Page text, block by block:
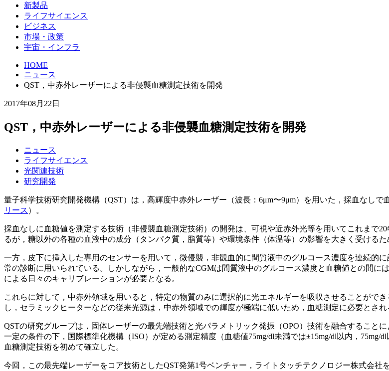
新製品
ライフサイエンス
ビジネス
市場・政策
宇宙・インフラ
HOME
ニュース
QST，中赤外レーザーによる非侵襲血糖測定技術を開発
2017年08月22日
QST，中赤外レーザーによる非侵襲血糖測定技術を開発
ニュース
ライフサイエンス
光関連技術
研究開発
量子科学技術研究開発機構（QST）は，高輝度中赤外レーザー（波長：6μm〜9μm）を用いた，採血なし
リース ）。
採血なしに血糖値を測定する技術（非侵襲血糖測定技術）の開発は、可視や近赤外光等を用いてこれまで
るが，糖以外の各種の血液中の成分（タンパク質，脂質等）や環境条件（体温等）の影響を大きく受ける
一方，皮下に挿入した専用のセンサーを用いて，微侵襲，非観血的に間質液中のグルコース濃度を連続的
常の診断に用いられている。しかしながら，一般的なCGMは間質液中のグルコース濃度と血糖値との間に
による日々のキャリブレーションが必要となる。
これらに対して，中赤外領域を用いると，特定の物質のみに選択的に光エネルギーを吸収させることがで
し，セラミックヒーターなどの従来光源は，中赤外領域での輝度が極端に低いため，血糖測定に必要とされ
QSTの研究グループは，固体レーザーの最先端技術と光パラメトリック発振（OPO）技術を融合すること
一定の条件の下，国際標準化機構（ISO）が定める測定精度（血糖値75mg/dl未満では±15mg/dl以内，
血糖測定技術を初めて確立した。
今回，この最先端レーザーをコア技術としたQST発第1号ベンチャー，ライトタッチテクノロジー株式会